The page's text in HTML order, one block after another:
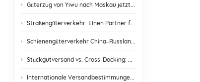
Internationale Versandbestimmungen & E-Commerce-Konformität | DR Trans